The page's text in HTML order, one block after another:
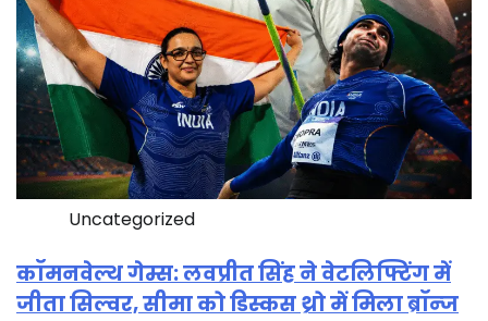
Uncategorized
कॉमनवेल्थ गेम्स: लवप्रीत सिंह ने वेटलिफ्टिंग में
जीता सिल्वर, सीमा को डिस्कस थ्रो में मिला ब्रॉन्ज